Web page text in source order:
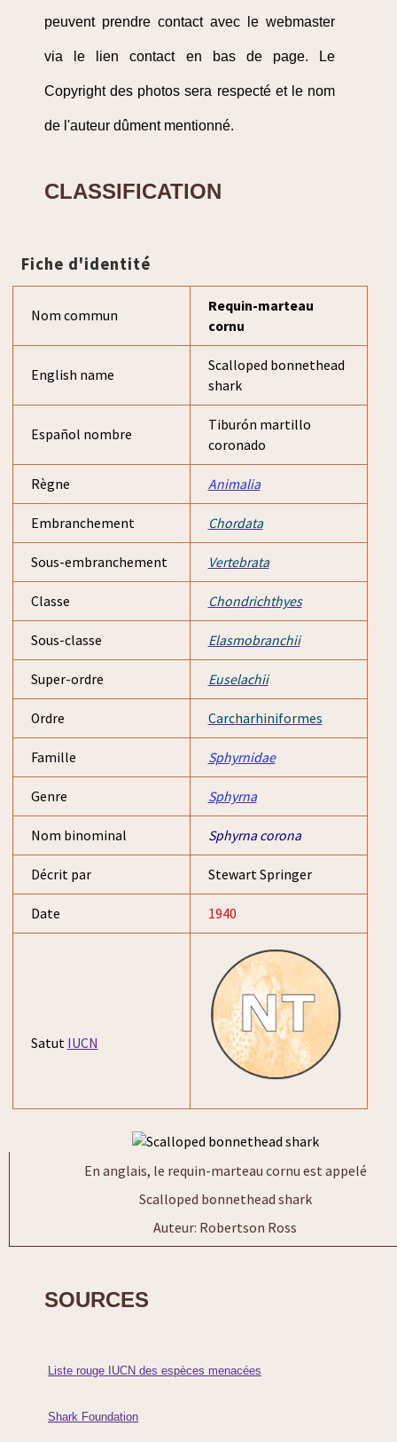
peuvent prendre contact avec le webmaster
via le lien contact en bas de page. Le
Copyright des photos sera respecté et le nom
de l'auteur dûment mentionné.
CLASSIFICATION
Fiche d'identité
Nom commun
Requin-marteau
cornu
English name
Scalloped bonnethead
shark
Español nombre
Tiburón martillo
coronado
Règne Animalia
Embranchement Chordata
Sous-embranchement Vertebrata
Classe Chondrichthyes
Sous-classe Elasmobranchii
Super-ordre Euselachii
Ordre Carcharhiniformes
Famille Sphyrnidae
Genre Sphyrna
Nom binominal Sphyrna corona
Décrit par Stewart Springer
Date 1940
Satut IUCN
En anglais, le requin-marteau cornu est appelé
Scalloped bonnethead shark
Auteur: Robertson Ross
SOURCES
Liste rouge IUCN des espèces menacées
Shark Foundation